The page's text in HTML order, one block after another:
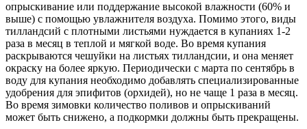
опрыскивание или поддержание высокой влажности (60% и
выше) с помощью увлажнителя воздуха. Помимо этого, виды
тилландсий с плотными листьями нуждается в купаниях 1-2
раза в месяц в теплой и мягкой воде. Во время купания
раскрываются чешуйки на листьях тилландсии, и она меняет
окраску на более яркую. Периодически с марта по сентябрь в
воду для купания необходимо добавлять специализированные
удобрения для эпифитов (орхидей), но не чаще 1 раза в месяц.
Во время зимовки количество поливов и опрыскиваний
может быть снижено, а подкормки должны быть прекращены.